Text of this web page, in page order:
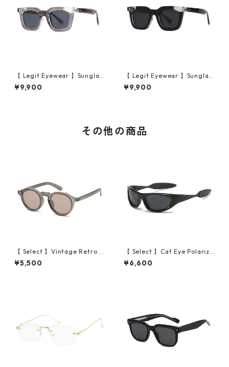
【 Legit Eyewear 】Sunglas
ses Konoe (Clear Grey/Gre
y)
¥9,900
【 Legit Eyewear 】Sunglas
ses Konoe (Black Clear/Gre
y)
¥9,900
その他の商品
【 Select 】Vintage Retro C
rown Pant Frame Sunglasse
s (Clear Olive/Brown)
¥5,500
【 Select 】Cat Eye Polarize
d Wide Lens Sunglasses (Bl
ack grey)
¥6,600